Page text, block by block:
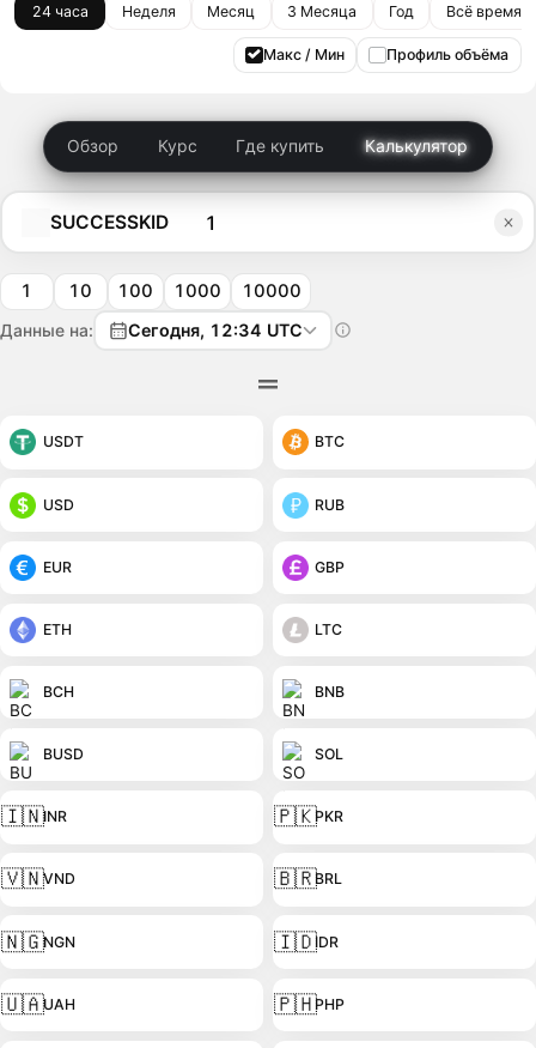
24 часа Неделя Месяц 3 Месяца Год Всё время
Макс / Мин Профиль объёма
Обзор Курс Где купить Калькулятор
SUCCESSKID
1 10 100 1000 10000
Данные на: Сегодня, 12:34 UTC
USDT BTC
USD RUB
EUR GBP
ETH LTC
BCH BNB
BUSD SOL
🇮🇳INR 🇵🇰PKR
🇻🇳VND 🇧🇷BRL
🇳🇬NGN 🇮🇩IDR
🇺🇦UAH 🇵🇭PHP